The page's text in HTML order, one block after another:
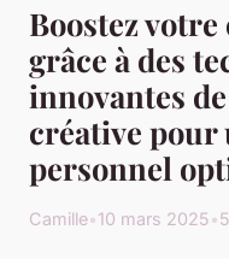
Boostez
grâce à des
innovantes
créative pour
personnel
Camille•10 mars 2025•